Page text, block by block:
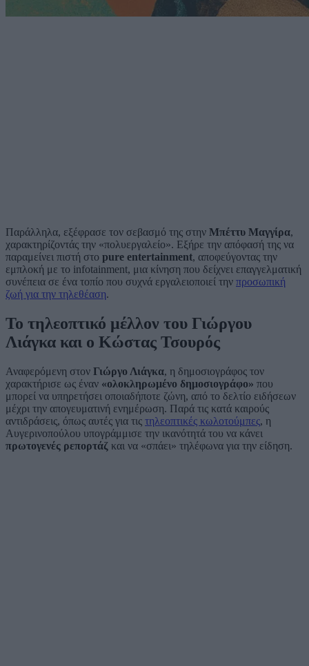
Παράλληλα, εξέφρασε τον σεβασμό της στην Μπέττυ Μαγγίρα,
χαρακτηρίζοντάς την «πολυεργαλείο». Εξήρε την απόφασή της να
παραμείνει πιστή στο pure entertainment, αποφεύγοντας την
εμπλοκή με το infotainment, μια κίνηση που δείχνει επαγγελματική
συνέπεια σε ένα τοπίο που συχνά εργαλειοποιεί την προσωπική
ζωή για την τηλεθέαση.
Το τηλεοπτικό μέλλον του Γιώργου
Λιάγκα και ο Κώστας Τσουρός
Αναφερόμενη στον Γιώργο Λιάγκα, η δημοσιογράφος τον
χαρακτήρισε ως έναν «ολοκληρωμένο δημοσιογράφο» που
μπορεί να υπηρετήσει οποιαδήποτε ζώνη, από το δελτίο ειδήσεων
μέχρι την απογευματινή ενημέρωση. Παρά τις κατά καιρούς
αντιδράσεις, όπως αυτές για τις τηλεοπτικές κωλοτούμπες, η
Αυγερινοπούλου υπογράμμισε την ικανότητά του να κάνει
πρωτογενές ρεπορτάζ και να «σπάει» τηλέφωνα για την είδηση.